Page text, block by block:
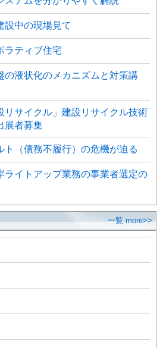
中の現場見て
ラティブ住宅
の液状化のメカニズムと対策講
リサイクル」建設リサイクル技術
展者募集
ト（債務不履行）の危機が迫る
ライトアップ業務の事業者選定の
一覧 more>>